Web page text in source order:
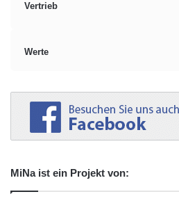
Vertrieb
Werte
MiNa ist ein Projekt von: